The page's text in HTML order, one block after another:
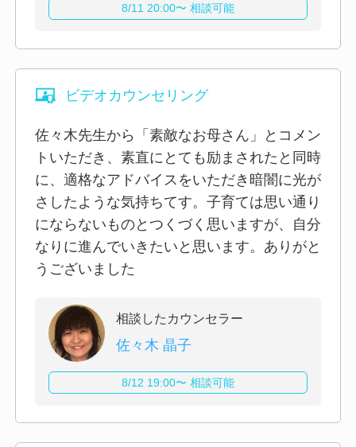
8/11 20:00〜 相談可能
ビデオカウンセリング
佐々木先生から「素敵なお母さん」とコメン
トいただき、素直にとても励まされたと同時
に、適格なアドバイスをいただき暗闇に光が
さしたような気持ちてす。子育ては思い通り
にならないものとつくづく思いますが、自分
なりに進んでいきたいと思います。ありがと
うございました
相談したカウンセラー
佐々木 晶子
8/12 19:00〜 相談可能